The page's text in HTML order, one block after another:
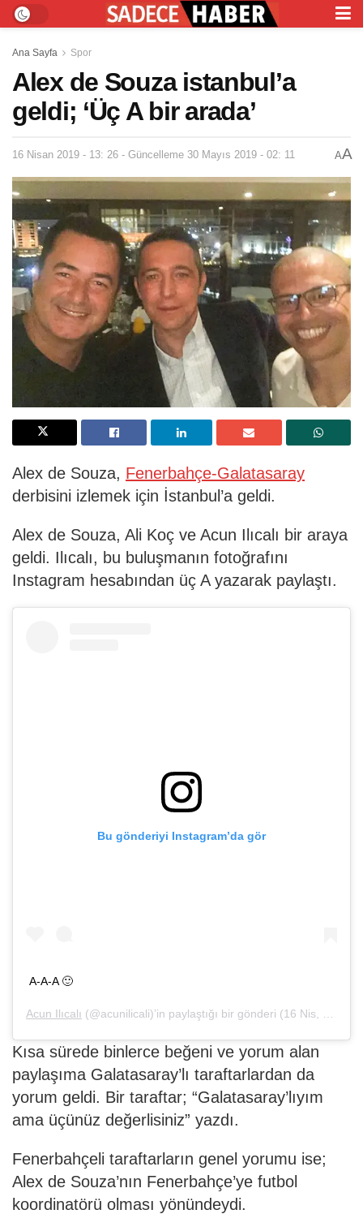
Ana Sayfa Spor
Alex de Souza istanbul’a
geldi; ‘Üç A bir arada’
16 Nisan 2019 - 13: 26 - Güncelleme 30 Mayıs 2019 - 02: 11 AA
Alex de Souza, Fenerbahçe-Galatasaray
derbisini izlemek için İstanbul’a geldi.
Alex de Souza, Ali Koç ve Acun Ilıcalı bir araya
geldi. Ilıcalı, bu buluşmanın fotoğrafını
Instagram hesabından üç A yazarak paylaştı.
Bu gönderiyi Instagram’da gör
A-A-A 🙂
Acun Ilıcalı (@acunilicali)’in paylaştığı bir gönderi (16 Nis, 2019, 12:00öö PDT
Kısa sürede binlerce beğeni ve yorum alan
paylaşıma Galatasaray’lı taraftarlardan da
yorum geldi. Bir taraftar; “Galatasaray’lıyım
ama üçünüz değerlisiniz” yazdı.
Fenerbahçeli taraftarların genel yorumu ise;
Alex de Souza’nın Fenerbahçe’ye futbol
koordinatörü olması yönündeydi.